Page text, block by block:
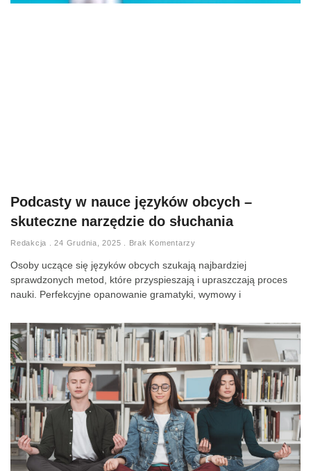
Podcasty w nauce języków obcych –
skuteczne narzędzie do słuchania
Redakcja 24 Grudnia, 2025 Brak Komentarzy
Osoby uczące się języków obcych szukają najbardziej
sprawdzonych metod, które przyspieszają i upraszczają proces
nauki. Perfekcyjne opanowanie gramatyki, wymowy i